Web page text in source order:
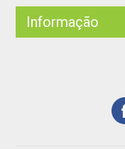
Informação